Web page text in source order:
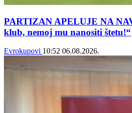
PARTIZAN APELUJE NA
klub, nemoj mu nanositi štetu!“
Evrokupovi 10:52 06.08.2026.